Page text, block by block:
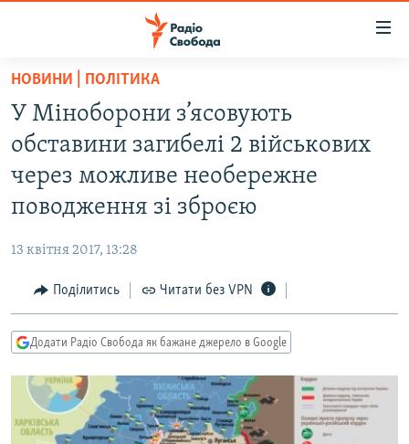
Перейти
основного
матеріалу
основної
Перейти
пошуку
РАДІО СВОБОДА – 70 РОКІВ
ВСЕ ЗА ДОБУ
КУЛЬТУРА
СПОРТ
СВІТ
ДОНБАС.РЕАЛІЇ
КРИМ.РЕАЛІЇ
ТИ ЯК?
КИТАЙ.ВИКЛИКИ
МУЛЬТИМЕДІА
НОВИНИ | ПОЛІТИКА
У Міноборони з’ясовують
обставини загибелі 2 військових
через можливе необережне
поводження зі зброєю
13 квітня 2017, 13:28
Поділитись Читати без VPN
Додати Радіо Свобода як бажане джерело в Google